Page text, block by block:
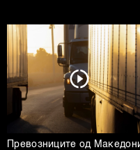
Превозниците од